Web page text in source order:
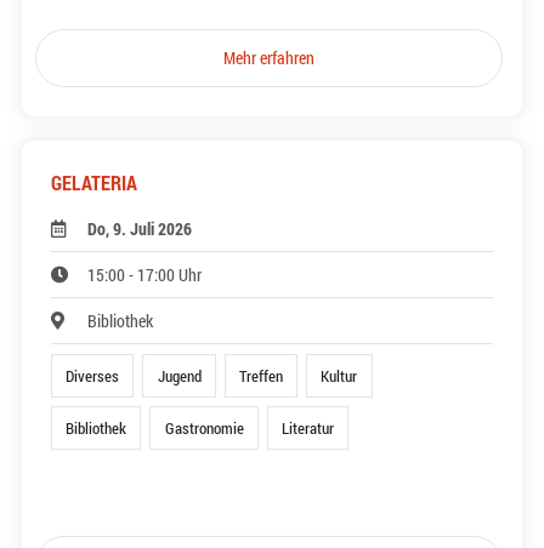
Mehr erfahren
GELATERIA
Do, 9. Juli 2026
15:00 - 17:00 Uhr
Bibliothek
Diverses Jugend Treffen Kultur
Bibliothek Gastronomie Literatur